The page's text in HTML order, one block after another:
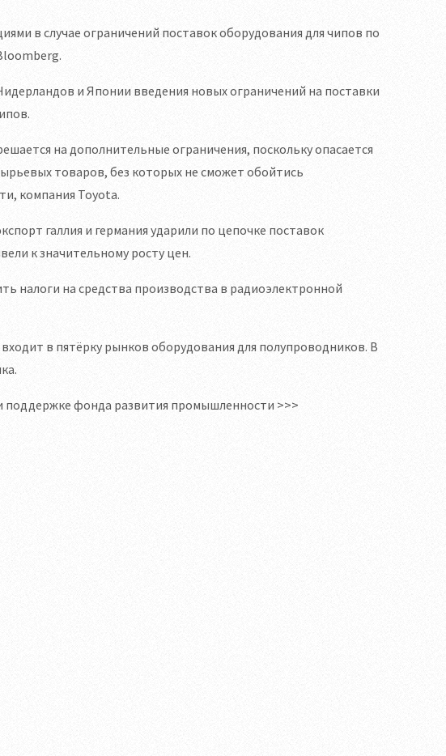
в случае ограничений поставок оборудования для чипов по
и Японии введения новых ограничений на поставки
на дополнительные ограничения, поскольку опасается
товаров, без которых не сможет обойтись
компания Toyota.
галлия и германия ударили по цепочке поставок
к значительному росту цен.
налоги на средства производства в радиоэлектронной
в пятёрку рынков оборудования для полупроводников. В
поддержке фонда развития промышленности >>>